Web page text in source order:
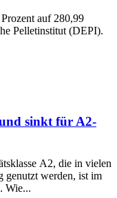
auf 280,99
Pelletinstitut (DEPI).
sinkt für A2-
A2, die in vielen
genutzt werden, ist im
Wie...